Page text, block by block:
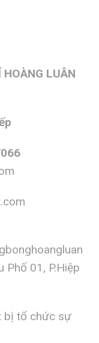
LUÂN
Phố 01, P.Hiệp
bị tổ chức sự